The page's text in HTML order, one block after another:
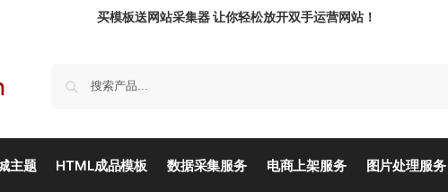
买模板送网站采集器 让你轻松放开双手运营网站！
主题 HTML成品模板 数据采集服务 电商上架服务 图片处理服务